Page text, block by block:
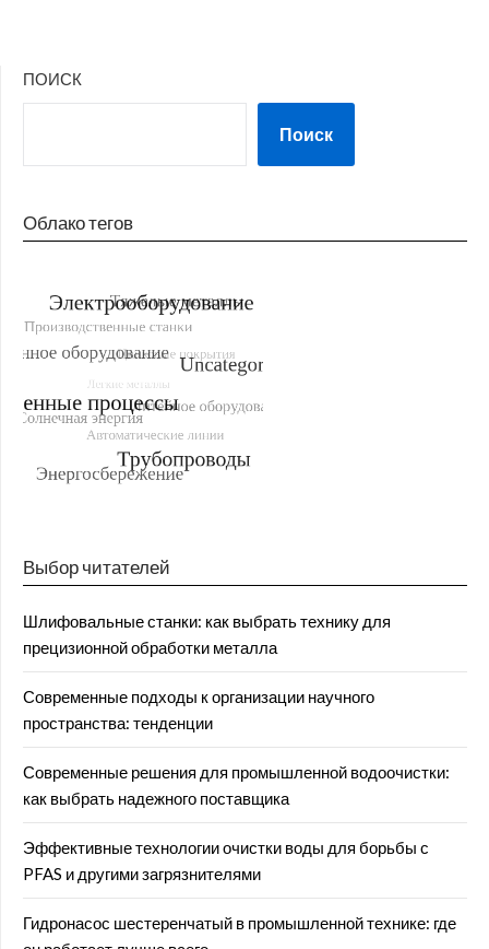
ПОИСК
Поиск
Облако тегов
Выбор читателей
Шлифовальные станки: как выбрать технику для
прецизионной обработки металла
Современные подходы к организации научного
пространства: тенденции
Современные решения для промышленной водоочистки:
как выбрать надежного поставщика
Эффективные технологии очистки воды для борьбы с
PFAS и другими загрязнителями
Гидронасос шестеренчатый в промышленной технике: где